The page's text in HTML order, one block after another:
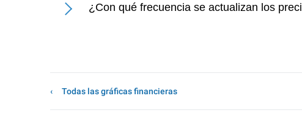
¿Con qué frecuencia se actualizan los
Todas las gráficas financieras